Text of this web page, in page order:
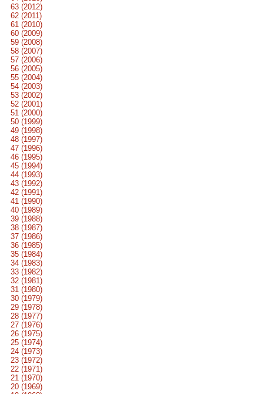
63 (2012)
62 (2011)
61 (2010)
60 (2009)
59 (2008)
58 (2007)
57 (2006)
56 (2005)
55 (2004)
54 (2003)
53 (2002)
52 (2001)
51 (2000)
50 (1999)
49 (1998)
48 (1997)
47 (1996)
46 (1995)
45 (1994)
44 (1993)
43 (1992)
42 (1991)
41 (1990)
40 (1989)
39 (1988)
38 (1987)
37 (1986)
36 (1985)
35 (1984)
34 (1983)
33 (1982)
32 (1981)
31 (1980)
30 (1979)
29 (1978)
28 (1977)
27 (1976)
26 (1975)
25 (1974)
24 (1973)
23 (1972)
22 (1971)
21 (1970)
20 (1969)